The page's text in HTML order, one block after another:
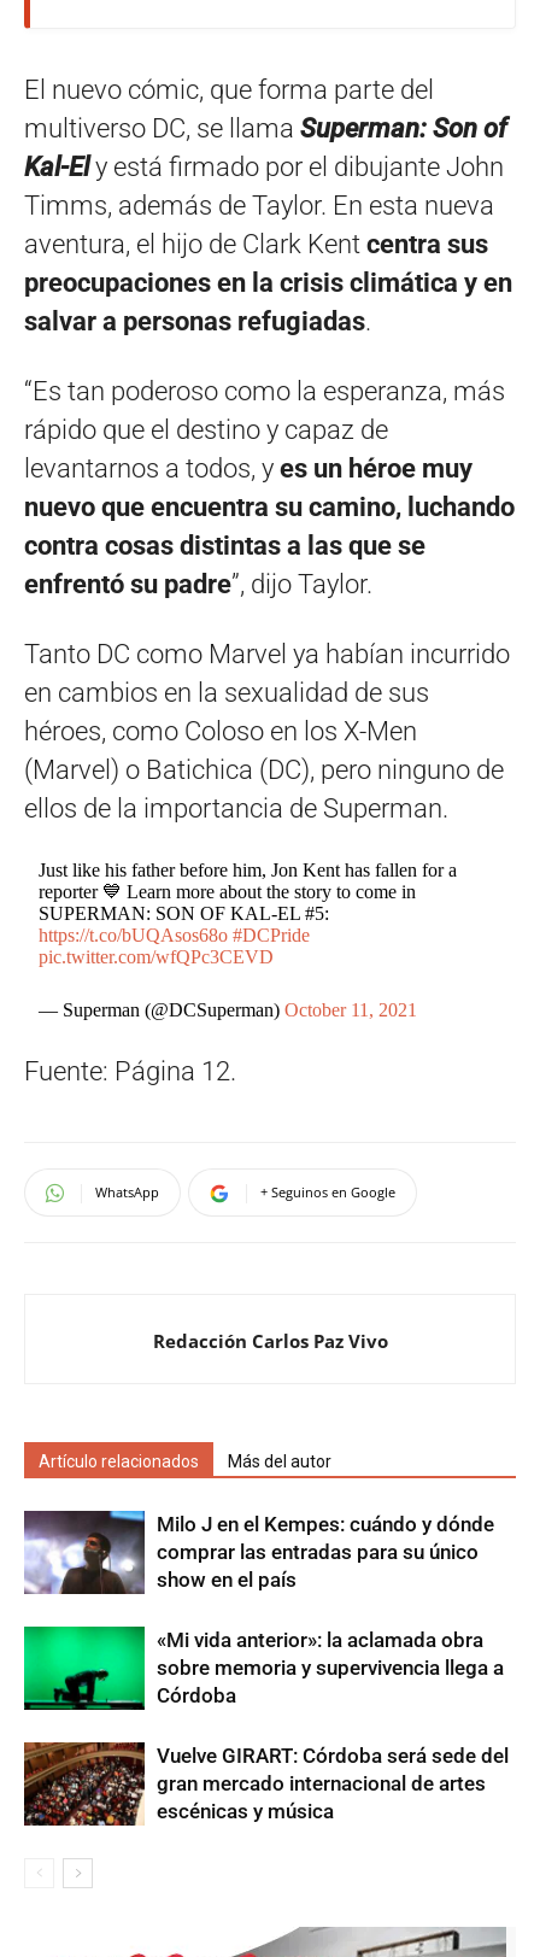
El nuevo cómic, que forma parte del
multiverso DC, se llama Superman: Son of
Kal-El y está firmado por el dibujante John
Timms, además de Taylor. En esta nueva
aventura, el hijo de Clark Kent centra sus
preocupaciones en la crisis climática y en
salvar a personas refugiadas.
“Es tan poderoso como la esperanza, más
rápido que el destino y capaz de
levantarnos a todos, y es un héroe muy
nuevo que encuentra su camino, luchando
contra cosas distintas a las que se
enfrentó su padre”, dijo Taylor.
Tanto DC como Marvel ya habían incurrido
en cambios en la sexualidad de sus
héroes, como Coloso en los X-Men
(Marvel) o Batichica (DC), pero ninguno de
ellos de la importancia de Superman.
Just like his father before him, Jon Kent has fallen for a
reporter 💙 Learn more about the story to come in
SUPERMAN: SON OF KAL-EL #5:
https://t.co/bUQAsos68o #DCPride
pic.twitter.com/wfQPc3CEVD
— Superman (@DCSuperman)October 11, 2021
Fuente: Página 12.
WhatsApp + Seguinos en Google
Redacción Carlos Paz Vivo
Artículo relacionados Más del autor
Milo J en el Kempes: cuándo y dónde
comprar las entradas para su único
show en el país
«Mi vida anterior»: la aclamada obra
sobre memoria y supervivencia llega a
Córdoba
Vuelve GIRART: Córdoba será sede del
gran mercado internacional de artes
escénicas y música